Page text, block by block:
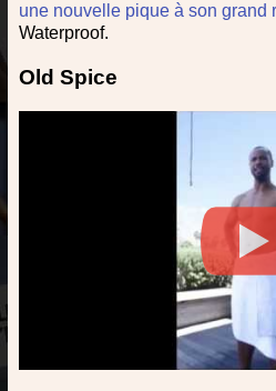
une nouvelle pique à son grand
Waterproof.
Old Spice